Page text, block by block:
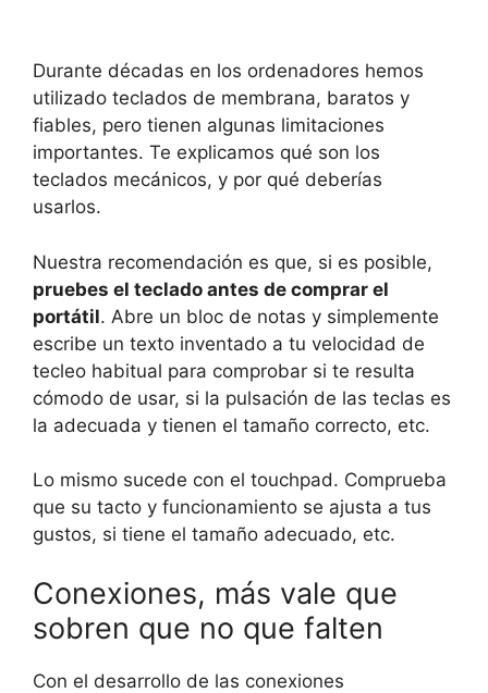
Durante décadas en los ordenadores hemos
utilizado teclados de membrana, baratos y
fiables, pero tienen algunas limitaciones
importantes. Te explicamos qué son los
teclados mecánicos, y por qué deberías
usarlos.
Nuestra recomendación es que, si es posible,
pruebes el teclado antes de comprar el
portátil. Abre un bloc de notas y simplemente
escribe un texto inventado a tu velocidad de
tecleo habitual para comprobar si te resulta
cómodo de usar, si la pulsación de las teclas es
la adecuada y tienen el tamaño correcto, etc.
Lo mismo sucede con el touchpad. Comprueba
que su tacto y funcionamiento se ajusta a tus
gustos, si tiene el tamaño adecuado, etc.
Conexiones, más vale que
sobren que no que falten
Con el desarrollo de las conexiones